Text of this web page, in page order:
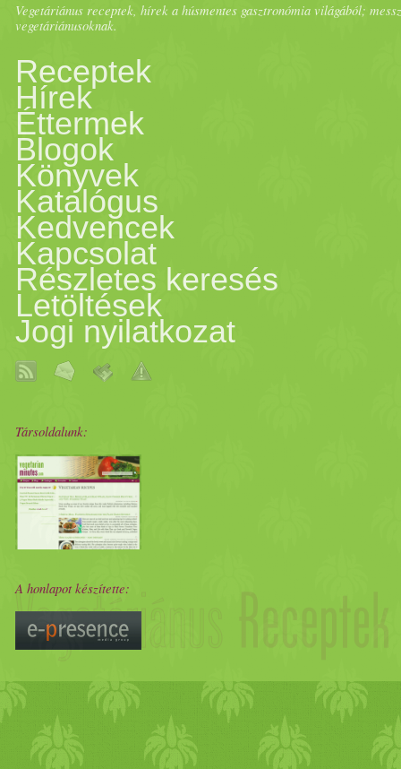
Vegetáriánus receptek, hírek a húsmentes gasztronómia világából;
vegetáriánusoknak.
Receptek
Hírek
Éttermek
Blogok
Könyvek
Katalógus
Kedvencek
Kapcsolat
Részletes keresés
Letöltések
Jogi nyilatkozat
Társoldalunk:
A honlapot készítette: